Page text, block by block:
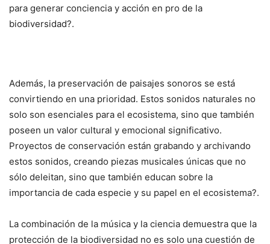
para generar conciencia y acción en pro de la
biodiversidad?.
Además, la preservación de paisajes sonoros se está
convirtiendo en una prioridad. Estos sonidos naturales no
solo son esenciales para el ecosistema, sino que también
poseen un valor cultural y emocional significativo.
Proyectos de conservación están grabando y archivando
estos sonidos, creando piezas musicales únicas que no
sólo deleitan, sino que también educan sobre la
importancia de cada especie y su papel en el ecosistema?.
La combinación de la música y la ciencia demuestra que la
protección de la biodiversidad no es solo una cuestión de